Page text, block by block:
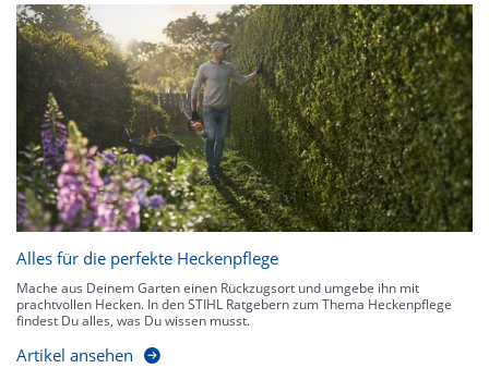
Alles für die perfekte Heckenpflege
Mache aus Deinem Garten einen Rückzugsort und umgebe ihn mit
prachtvollen Hecken. In den STIHL Ratgebern zum Thema Heckenpflege
findest Du alles, was Du wissen musst.
Artikel ansehen